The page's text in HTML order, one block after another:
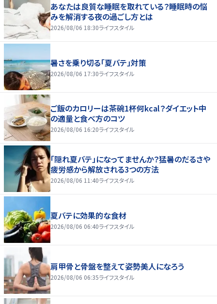
あなたは良質な睡眠を取れている？睡眠時の悩
みを解消する夜の過ごし方とは
2026/08/06 18:30ライフスタイル
暑さを乗り切る「夏バテ」対策
2026/08/06 17:30ライフスタイル
ご飯のカロリーは茶碗1杯何kcal？ダイエット中
の適量と食べ方のコツ
2026/08/06 16:20ライフスタイル
「隠れ夏バテ」になってませんか？猛暑のだるさや
疲労感から解放される3つの方法
2026/08/06 11:40ライフスタイル
夏バテに効果的な食材
2026/08/06 06:40ライフスタイル
肩甲骨と骨盤を整えて姿勢美人になろう
2026/08/06 06:35ライフスタイル